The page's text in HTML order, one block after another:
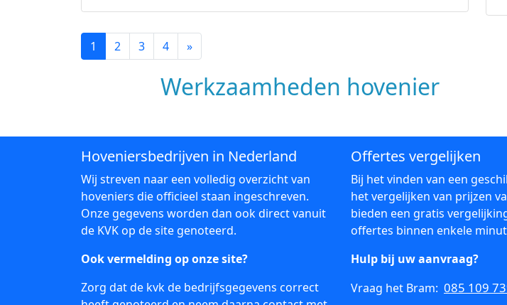
1 2 3 4 »
Werkzaamheden hovenier
Hoveniersbedrijven in Nederland
Wij streven naar een volledig overzicht van
hoveniers die officieel staan ingeschreven.
Onze gegevens worden dan ook direct vanuit
de KVK op de site genoteerd.
Ook vermelding op onze site?
Zorg dat de kvk de bedrijfsgegevens correct
Offertes vergelijken
Bij het vinden van een
het vergelijken van prijzen
bieden een gratis
offertes binnen enkele
Hulp bij uw aanvraag?
Vraag het Bram: 085 109